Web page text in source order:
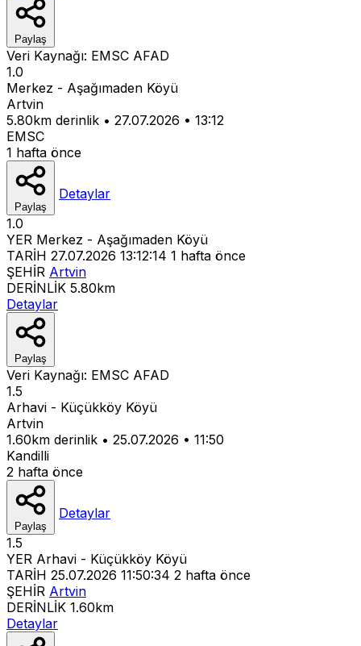
Paylaş
Veri Kaynağı: EMSC AFAD
1.0
Merkez - Aşağımaden Köyü
Artvin
5.80km derinlik • 27.07.2026 • 13:12
EMSC
1 hafta önce
Paylaş
Detaylar
1.0
YER Merkez - Aşağımaden Köyü
TARİH 27.07.2026 13:12:14 1 hafta önce
ŞEHİR Artvin
DERİNLİK 5.80km
Detaylar
Paylaş
Veri Kaynağı: EMSC AFAD
1.5
Arhavi - Küçükköy Köyü
Artvin
1.60km derinlik • 25.07.2026 • 11:50
Kandilli
2 hafta önce
Paylaş
Detaylar
1.5
YER Arhavi - Küçükköy Köyü
TARİH 25.07.2026 11:50:34 2 hafta önce
ŞEHİR Artvin
DERİNLİK 1.60km
Detaylar